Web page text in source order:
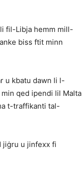
fil-Libja hemm mill-
biss ftit minn
u kbatu dawn li l-
qed ipendi lil Malta
t-traffikanti tal-
jiġru u jinfexx fi